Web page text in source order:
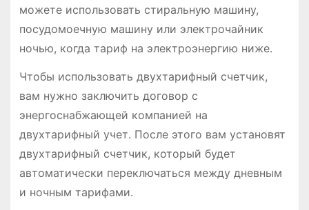
можете использовать стиральную машину,
посудомоечную машину или электрочайник
ночью, когда тариф на электроэнергию ниже․
Чтобы использовать двухтарифный счетчик,
вам нужно заключить договор с
энергоснабжающей компанией на
двухтарифный учет․ После этого вам установят
двухтарифный счетчик, который будет
автоматически переключаться между дневным
и ночным тарифами․